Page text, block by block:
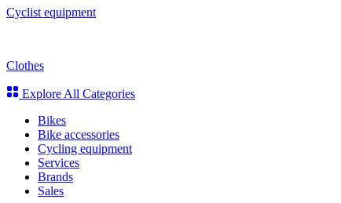
Cyclist equipment
Clothes
Explore All Categories
Bikes
Bike accessories
Cycling equipment
Services
Brands
Sales